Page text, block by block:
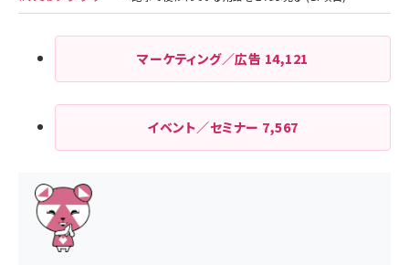
マーケティング／広告 14,121
イベント／セミナー 7,567